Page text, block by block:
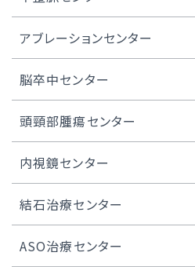
マイトラクリップ/PASCAL治
WATCHMAN™治療
経皮的卵円孔閉鎖術
iASD（医原性心房中隔欠損
医師紹介
MICS弁膜症手術
MICS冠状動脈バイパス術
内視鏡下心房細動手術（ウル
MICS、ロボット手術におけ
低侵襲心臓手術センター長
症例実績
人工血管置換術
ステントグラフト治療
胸部大動脈瘤の治療
腹部大動脈瘤の治療
不整脈センターについて
不整脈とは
ペースメーカー治療
ICD / CRT-D治療
S-ICD治療
デバイス植込み後の管理
アブレーションセンター
カテーテルアブレーション
脳卒中センター
脳卒中ケアユニット
頭頸部腫瘍センター
頭頸部腫瘍センターについて
頭頸部良性腫瘍
口腔がん
内視鏡センター
内視鏡センターについて
内視鏡治療
結石治療センター
結石治療センターについて
ASO治療センター